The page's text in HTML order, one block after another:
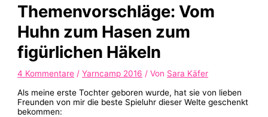
Themenvorschläge: Vom
Huhn zum Hasen zum
figürlichen Häkeln
4 Kommentare /Yarncamp 2016 / Von Sara Käfer
Als meine erste Tochter geboren wurde, hat sie von lieben
Freunden von mir die beste Spieluhr dieser Welte geschenkt
bekommen: